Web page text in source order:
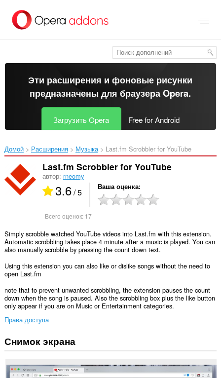
перейти
Эти расширения и фоновые рисунки
предназначены длябраузера Opera.
Загрузить Opera Free for Android
Домой Расширения Музыка Last.fm Scrobbler for YouTube‎
Last.fm Scrobbler for YouTube
автор: rneomy
3.6/ 5 Ваша оценка
Всего оценок: 17
Simply scrobble watched YouTube videos into Last.fm with this extension.
Automatic scrobbling takes place 4 minute after a music is played. You can
also manually scrobble by pressing the count down text.
Using this extension you can also like or dislike songs without the need to
open Last.fm
note that to prevent unwanted scrobbling, the extension pauses the count
down when the song is paused. Also the scrobbling box plus the like button
only appear if you are on Music or Entertainment categories.
Права доступа
У
этого
есть
доступ
Снимок экрана